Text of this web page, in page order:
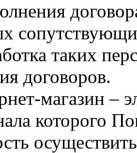
таких
договоров.
магазин –
которого